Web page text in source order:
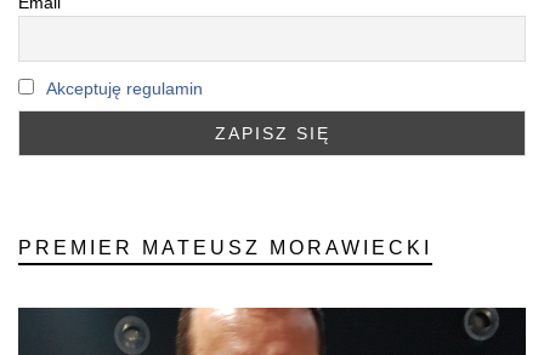
Akceptuję regulamin
PREMIER MATEUSZ MORAWIECKI